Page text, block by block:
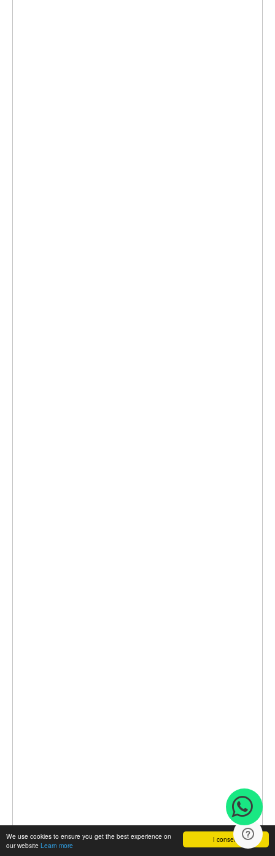
I consent
We use cookies to ensure you get the best experience on
our website Learn more